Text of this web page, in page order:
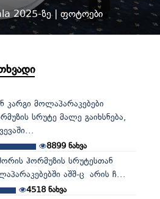
2025-ზე | ფოტოები
კარგი მოლაპარაკებები
სრუტე მალე გაიხსნება,
8899 ნახვა
ჰორმუზის სრუტესთან
აშშ-ც არის ჩ...
4518ნახვა